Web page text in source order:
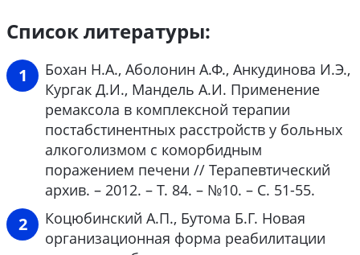
Список литературы:
Бохан Н.А., Аболонин А.Ф., Анкудинова И.Э.,
Кургак Д.И., Мандель А.И. Применение
ремаксола в комплексной терапии
постабстинентных расстройств у больных
алкоголизмом с коморбидным
поражением печени // Терапевтический
архив. – 2012. – Т. 84. – №10. – С. 51-55.
Коцюбинский А.П., Бутома Б.Г. Новая
организационная форма реабилитации